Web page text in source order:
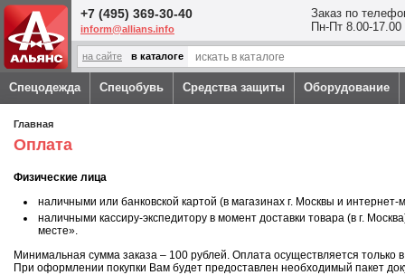
Перейти к основному содержанию
+7 (495) 369-30-40
inform@allians.info
Заказ по
Пн-Пт 8.00-17.00
на сайте в каталоге
Спецодежда Спецобувь Средства защиты Оборудование
Вы здесь
Главная
Оплата
Физические лица
наличными или банковской картой (в магазинах г. Москвы и интернет-
наличными кассиру-экспедитору в момент доставки товара (в г.
месте».
Минимальная сумма заказа – 100 рублей. Оплата осуществляется только
При оформлении покупки Вам будет предоставлен необходимый пакет